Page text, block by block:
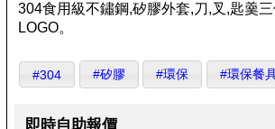
304食用級不鏽鋼,矽膠外套,刀,叉,匙羹
LOGO。
#304 #矽膠 #環保 #環保餐
即時自助報價